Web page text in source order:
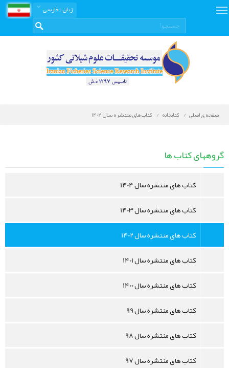
زبان: فارسی
صفحه ی اصلی کتابخانه کتاب های منتشره سال 1402
دیجیتال
گروههای کتاب ها
کتاب های منتشره سال 1404
کتاب های منتشره سال 1403
کتاب های منتشره سال 1402
کتاب های منتشره سال 1401
کتاب های منتشره سال 1400
کتاب های منتشره سال 99
کتاب های منتشره سال 98
کتاب های منتشره سال 97